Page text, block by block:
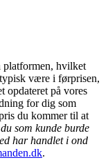
platformen, hvilket
være i førprisen,
opdateret på vores
for dig som
du kommer til at
som kunde burde
har handlet i ond
.